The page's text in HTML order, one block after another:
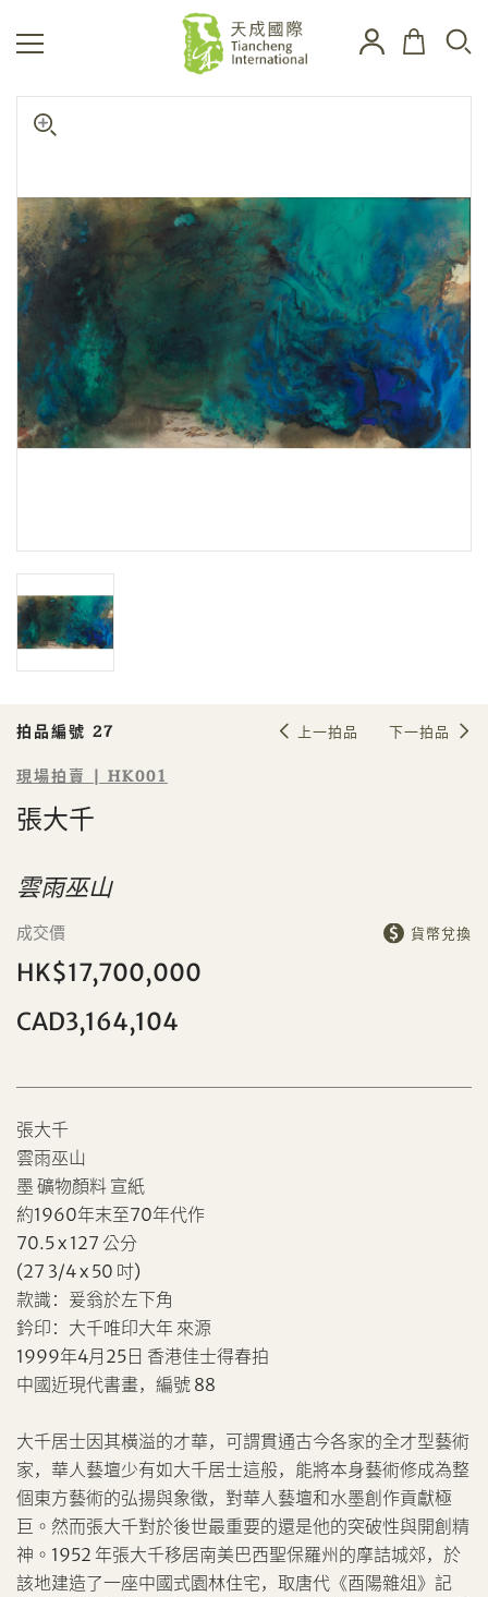
分享到Facebook
忘記密碼?客戶服務部
個人 公司
現場拍賣 | HK001
拍品編號 27 上一拍品 下一拍品
張大千
雲雨巫山
成交價 貨幣兌換
HK$17,700,000
CAD3,164,104
張大千
雲雨巫山
墨 礦物顏料 宣紙
約1960年末至70年代作
70.5 x 127 公分
(27 3/4 x 50 吋)
款識：爰翁於左下角
鈐印：大千唯印大年 來源
1999年4月25日 香港佳士得春拍
中國近現代書畫，編號 88
大千居士因其橫溢的才華，可謂貫通古今各家的全才型藝術
家，華人藝壇少有如大千居士這般，能將本身藝術修成為整
個東方藝術的弘揚與象徵，對華人藝壇和水墨創作貢獻極
巨。然而張大千對於後世最重要的還是他的突破性與開創精
神。1952 年張大千移居南美巴西聖保羅州的摩詰城郊，於
該地建造了一座中國式園林住宅，取唐代《酉陽雜俎》記